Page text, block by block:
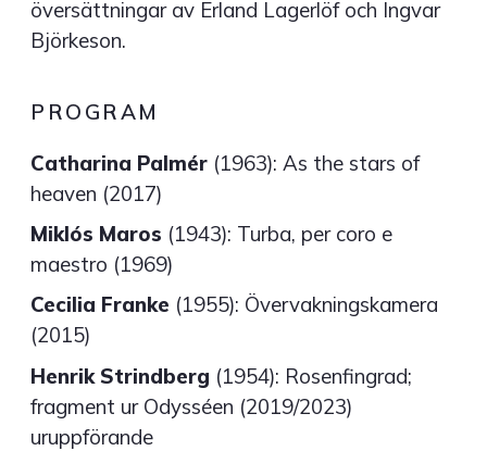
översättningar av Erland Lagerlöf och Ingvar
Björkeson.
PROGRAM
Catharina Palmér (1963): As the stars of
heaven (2017)
Miklós Maros (1943): Turba, per coro e
maestro (1969)
Cecilia Franke (1955): Övervakningskamera
(2015)
Henrik Strindberg (1954): Rosenfingrad;
fragment ur Odysséen (2019/2023)
uruppförande